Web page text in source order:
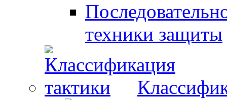
техники защиты